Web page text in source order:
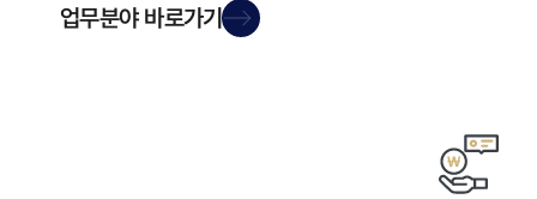
업무분야바로가기